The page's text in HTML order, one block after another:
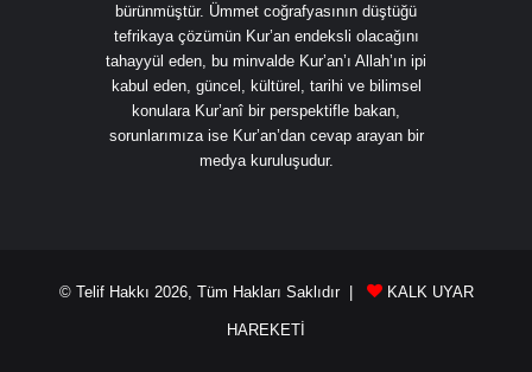
bürünmüştür. Ümmet coğrafyasının düştüğü
tefrikaya çözümün Kur’an endeksli olacağını
tahayyül eden, bu minvalde Kur’an’ı Allah’ın ipi
kabul eden, güncel, kültürel, tarihi ve bilimsel
konulara Kur’anî bir perspektifle bakan,
sorunlarımıza ise Kur’an’dan cevap arayan bir
medya kuruluşudur.
© Telif Hakkı 2026, Tüm Hakları Saklıdır | KALK UYAR
HAREKETİ